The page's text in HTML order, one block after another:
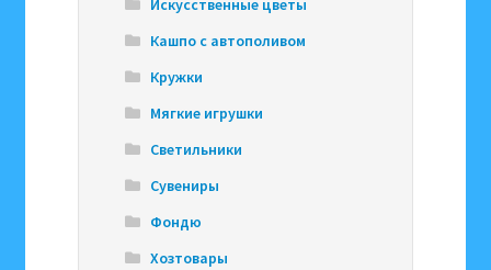
Искусственные цветы
Кашпо с автополивом
Кружки
Мягкие игрушки
Светильники
Сувениры
Фондю
Хозтовары